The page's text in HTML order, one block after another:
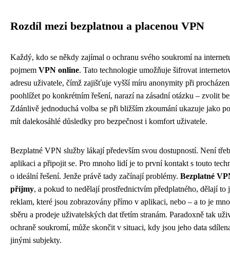
Rozdíl mezi bezplatnou a placenou VPN
Každý, kdo se někdy zajímal o ochranu svého soukromí na
pojmem VPN online. Tato technologie umožňuje šifrovat
adresu uživatele, čímž zajišťuje vyšší míru anonymity při
poohlížet po konkrétním řešení, narazí na zásadní otázku – zvolit
Zdánlivě jednoduchá volba se při bližším zkoumání ukazuje jako
mít dalekosáhlé důsledky pro bezpečnost i komfort uživatele.
Bezplatné VPN služby lákají především svou dostupností. Není
aplikaci a připojit se. Pro mnoho lidí je to první kontakt s touto
o ideální řešení. Jenže právě tady začínají problémy. Bezplatné
příjmy, a pokud to nedělají prostřednictvím předplatného, dělají
reklam, které jsou zobrazovány přímo v aplikaci, nebo – a to je
sběru a prodeje uživatelských dat třetím stranám. Paradoxně tak
ochraně soukromí, může skončit v situaci, kdy jsou jeho data
jinými subjekty.